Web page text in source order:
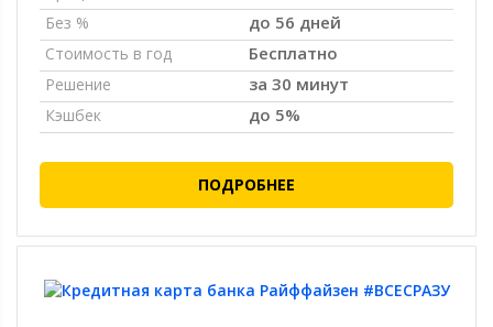
Без % до 56 дней
Стоимость в год Бесплатно
Решение за 30 минут
Кэшбек до 5%
ПОДРОБНЕЕ